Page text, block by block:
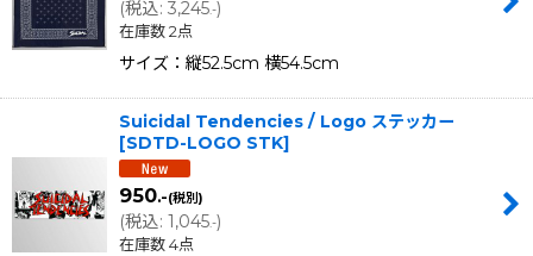
(税込: 3,245.-)
在庫数 2点
サイズ：縦52.5cm 横54.5cm
Suicidal Tendencies / Logo ステッカー
[SDTD-LOGO STK]
950.-(税別)
(税込: 1,045.-)
在庫数 4点